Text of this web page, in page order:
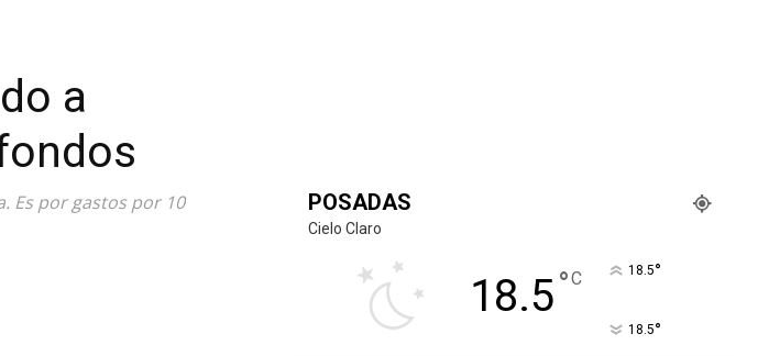
Diario
a
Es por gastos por 10
POSADAS
Cielo Claro
18.5°C 18.5°
18.5°